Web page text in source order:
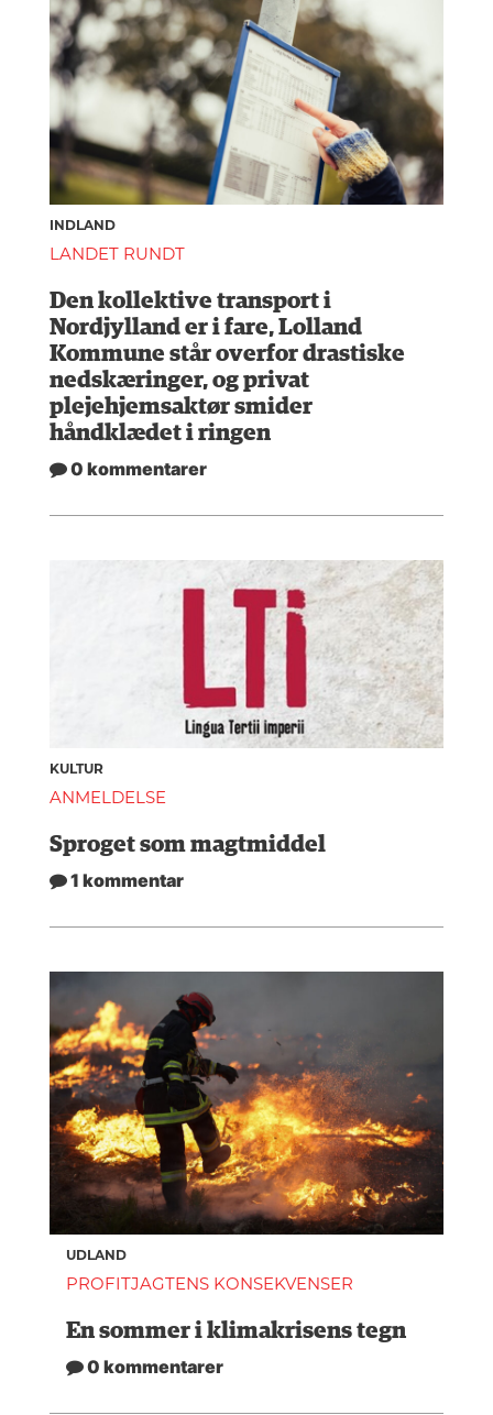
INDLAND
LANDET RUNDT
Den kollektive transport i
Nordjylland er i fare, Lolland
Kommune står overfor drastiske
nedskæringer, og privat
plejehjemsaktør smider
håndklædet i ringen
0 kommentarer
KULTUR
ANMELDELSE
Sproget som magtmiddel
1 kommentar
UDLAND
PROFITJAGTENS KONSEKVENSER
En sommer i klimakrisens tegn
0 kommentarer